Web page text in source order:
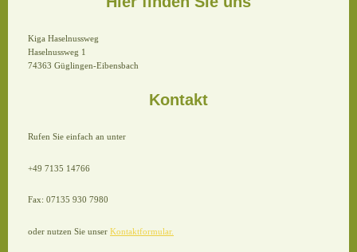
Kiga Haselnussweg
Haselnussweg 1
74363 Güglingen-Eibensbach
Kontakt
Rufen Sie einfach an unter
+49 7135 14766
Fax: 07135 930 7980
oder nutzen Sie unser Kontaktformular.